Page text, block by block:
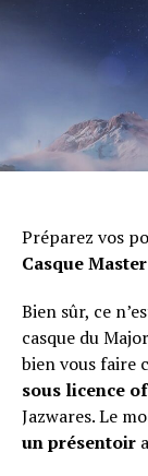
Préparez vos
Casque
Bien sûr, ce
casque du
bien vous faire
sous licence
Jazwares. Le
un présentoir